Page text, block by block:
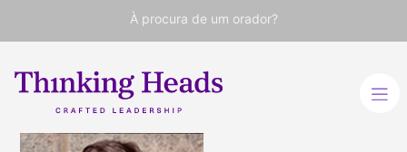
À procura de um orador?